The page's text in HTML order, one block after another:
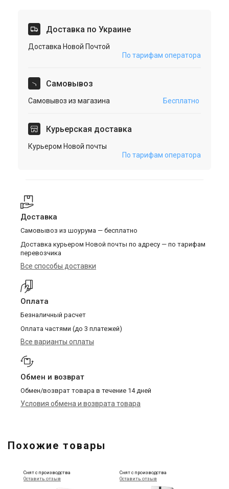
Доставка по Украине
Доставка Новой Почтой
По тарифам оператора
Cамовывоз
Самовывоз из магазина Бесплатно
Курьерская доставка
Курьером Новой почты
По тарифам оператора
Доставка
Самовывоз из шоурума — бесплатно
Доставка курьером Новой почты по адресу — по тарифам
перевозчика
Все способы доставки
Оплата
Безналичный расчет
Оплата частями (до 3 платежей)
Все варианты оплаты
Обмен и возврат
Обмен/возврат товара в течение 14 дней
Условия обмена и возврата товара
Похожие товары
Снят с производства
Оставить отзыв
Снят с производства
Оставить отзыв